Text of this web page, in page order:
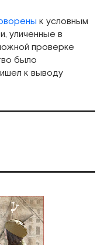
к условным
уличенные в
проверке
было
к выводу